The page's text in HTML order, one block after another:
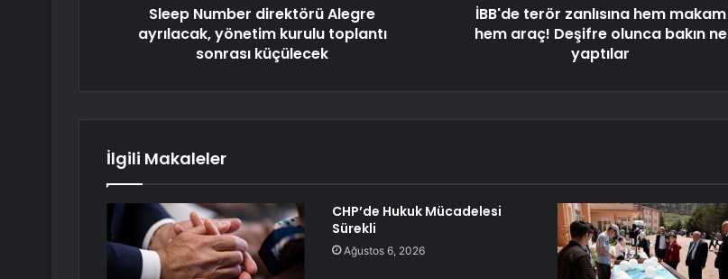
Sleep Number direktörü Alegre
ayrılacak, yönetim kurulu toplantı
sonrası küçülecek
İBB'de terör zanlısına hem makam
hem araç! Deşifre olunca bakın ne
yaptılar
İlgili Makaleler
CHP’de Hukuk Mücadelesi
Sürekli
Ağustos 6, 2026